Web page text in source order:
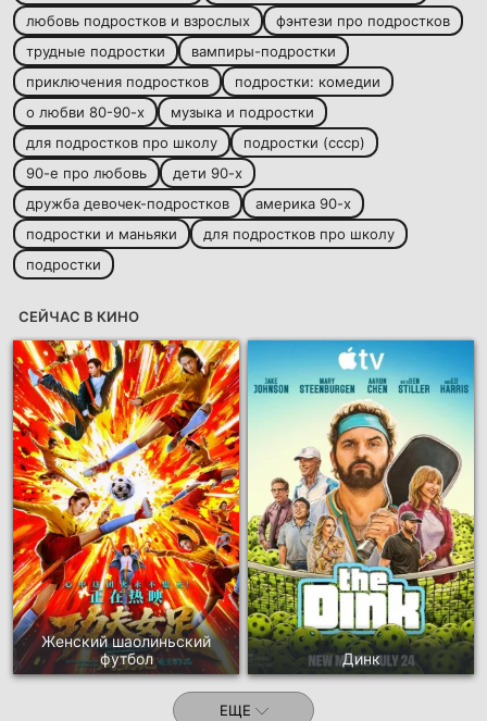
любовь подростков и взрослых
фэнтези про подростков
трудные подростки
вампиры-подростки
приключения подростков
подростки: комедии
о любви 80-90-х
музыка и подростки
для подростков про школу
подростки (ссср)
90-е про любовь
дети 90-х
дружба девочек-подростков
америка 90-х
подростки и маньяки
для подростков про школу
подростки
СЕЙЧАС В КИНО
Женский шаолиньский
футбол
Динк
ЕЩЕ